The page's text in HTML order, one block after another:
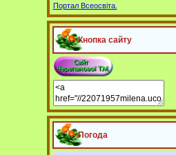
Кнопка сайту
Погода